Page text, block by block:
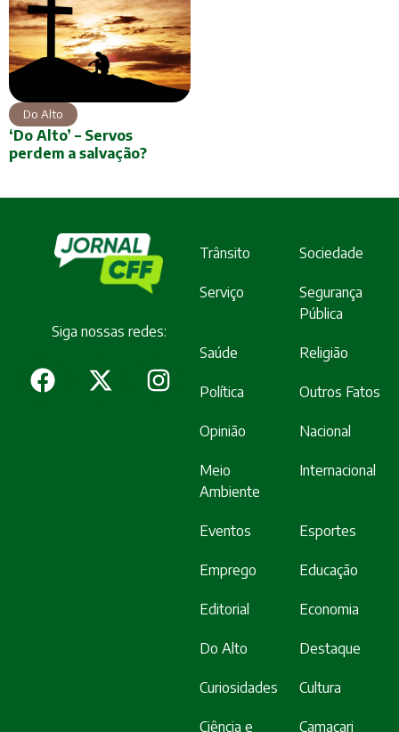
Do Alto
‘Do Alto’ – Servos
perdem a salvação?
Siga nossas redes:
Trânsito Sociedade
Serviço
Segurança
Pública
Saúde Religião
Política Outros Fatos
Opinião Nacional
Meio
Ambiente
Internacional
Eventos Esportes
Emprego Educação
Editorial Economia
Do Alto Destaque
Curiosidades Cultura
Ciência e Camaçari